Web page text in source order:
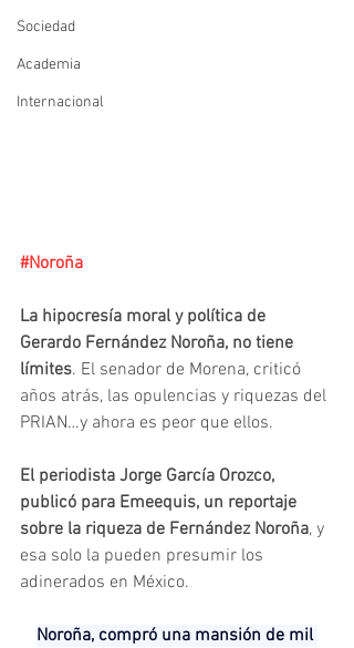
Sociedad
Academia
Internacional
#Noroña
La hipocresía moral y política de
Gerardo Fernández Noroña, no tiene
límites. El senador de Morena, criticó
años atrás, las opulencias y riquezas del
PRIAN…y ahora es peor que ellos.
El periodista Jorge García Orozco,
publicó para Emeequis, un reportaje
sobre la riqueza de Fernández Noroña, y
esa solo la pueden presumir los
adinerados en México.
Noroña, compró una mansión de mil